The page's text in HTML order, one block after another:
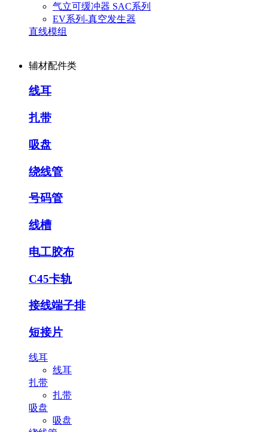
气立可缓冲器 SAC系列
EV系列-真空发生器
直线模组
辅材配件类
线耳
扎带
吸盘
绕线管
号码管
线槽
电工胶布
C45卡轨
接线端子排
短接片
线耳
线耳
扎带
扎带
吸盘
吸盘